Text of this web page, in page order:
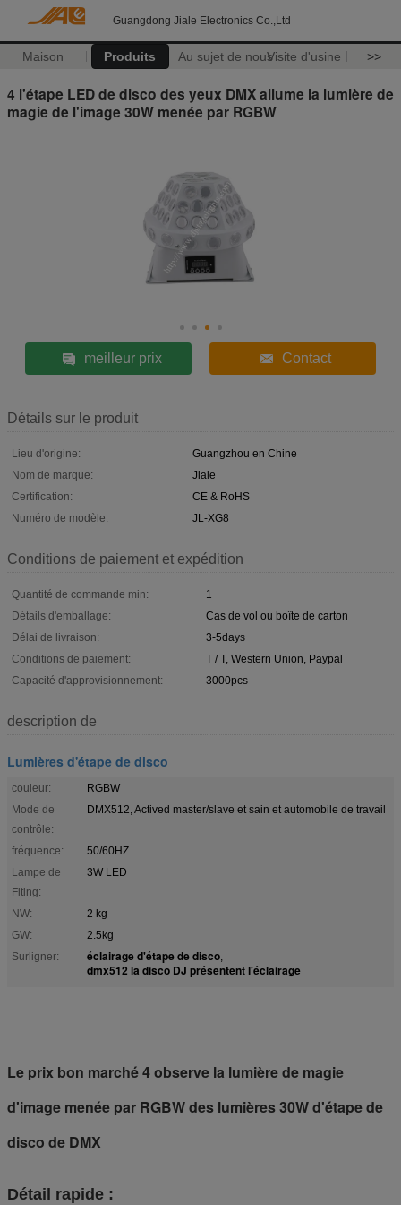
Guangdong Jiale Electronics Co.,Ltd
Maison Produits Au sujet de nousVisite d'usine >>
4 l'étape LED de disco des yeux DMX allume la lumière de
magie de l'image 30W menée par RGBW
meilleur prix Contact
Détails sur le produit
Lieu d'origine:
Guangzhou en Chine
Nom de marque:
Jiale
Certification:
CE & RoHS
Numéro de modèle:
JL-XG8
Conditions de paiement et expédition
Quantité de commande min:
1
Détails d'emballage:
Cas de vol ou boîte de carton
Délai de livraison:
3-5days
Conditions de paiement:
T / T, Western Union, Paypal
Capacité d'approvisionnement:
3000pcs
description de
Lumières d'étape de disco
couleur:
RGBW
Mode de
contrôle:
DMX512, Actived master/slave et sain et automobile de travail
fréquence:
50/60HZ
Lampe de
Fiting:
3W LED
NW:
2 kg
GW:
2.5kg
Surligner:
éclairage d'étape de disco,
dmx512 la disco DJ présentent l'éclairage
Le prix bon marché 4 observe la lumière de magie
d'image menée par RGBW des lumières 30W d'étape de
disco de DMX
Détail rapide :